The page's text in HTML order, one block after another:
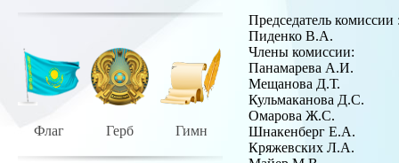
Флаг Герб Гимн
Председатель комиссии
Пиденко В.А.
Члены комиссии:
Панамарева А.И.
Мещанова Д.Т.
Кульмаканова Д.С.
Омарова Ж.С.
Шнакенберг
Кряжевских